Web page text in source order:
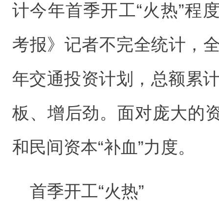
计今年首季开工“火热”程
考报》记者不完全统计，
年交通投资计划，总额累
板、增后劲。面对庞大的
和民间资本“补血”力度。
首季开工“火热”